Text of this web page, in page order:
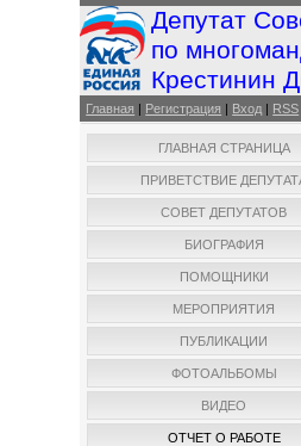
Депутат
по
Крестинин
Главная | Регистрация | Вход | RSS
ГЛАВНАЯ СТРАНИЦА
ПРИВЕТСТВИЕ
СОВЕТ ДЕПУТАТОВ
БИОГРАФИЯ
ПОМОЩНИКИ
МЕРОПРИЯТИЯ
ПУБЛИКАЦИИ
ФОТОАЛЬБОМЫ
ВИДЕО
ОТЧЕТ О РАБОТЕ